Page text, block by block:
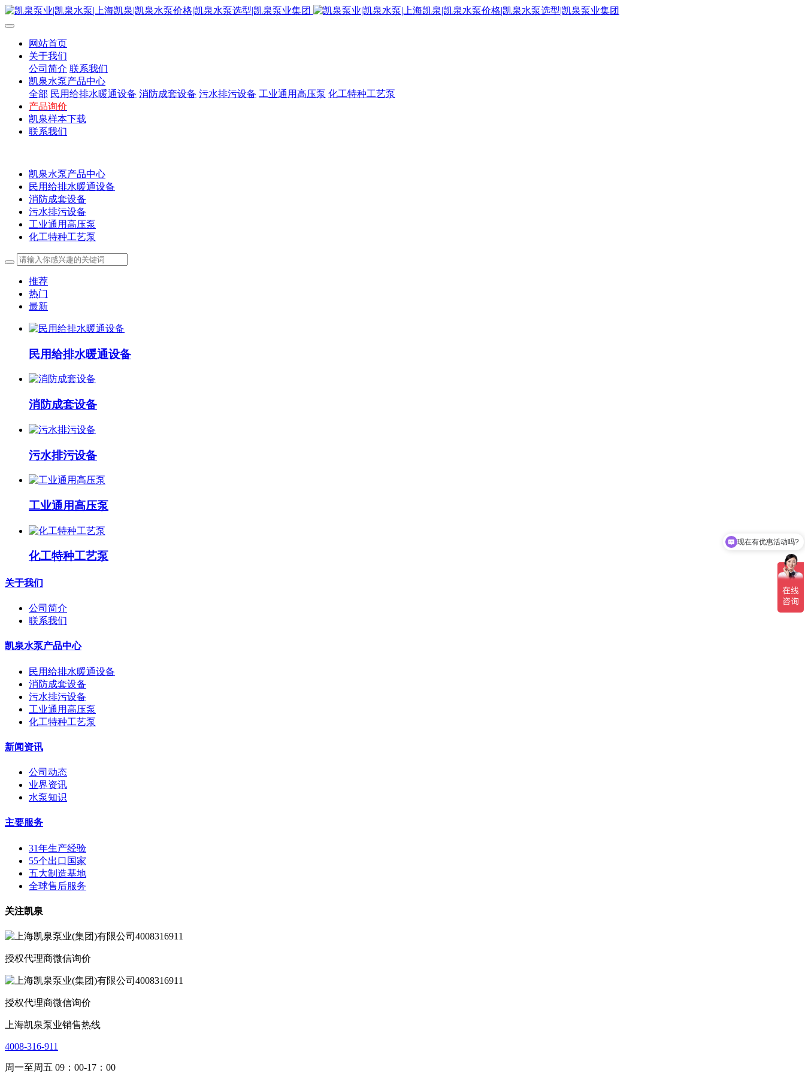
网站首页
关于我们
公司简介 联系我们
凯泉水泵产品中心
全部 民用给排水暖通设备 消防成套设备 污水排污设备 工业通用高压泵 化工特种工艺泵
产品询价
凯泉样本下载
联系我们
凯泉水泵产品中心
民用给排水暖通设备
消防成套设备
污水排污设备
工业通用高压泵
化工特种工艺泵
推荐
热门
最新
民用给排水暖通设备
消防成套设备
污水排污设备
工业通用高压泵
化工特种工艺泵
关于我们
公司简介
联系我们
凯泉水泵产品中心
民用给排水暖通设备
消防成套设备
污水排污设备
工业通用高压泵
化工特种工艺泵
新闻资讯
公司动态
业界资讯
水泵知识
主要服务
31年生产经验
55个出口国家
五大制造基地
全球售后服务
关注凯泉
授权代理商微信询价
授权代理商微信询价
上海凯泉泵业销售热线
4008-316-911
周一至周五 09：00-17：00
凯泉的排污泵
现在有优惠活动吗?